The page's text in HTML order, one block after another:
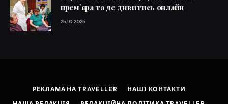
прем`єра та де дивитись онлайн
25.10.2025
РЕКЛАМА НА TRAVELLER
НАШІ КОНТАКТИ